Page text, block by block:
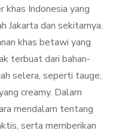
khas Indonesia yang
Jakarta dan sekitarnya.
khas betawi yang
terbuat dari bahan-
selera, seperti tauge,
creamy. Dalam
mendalam tentang
serta memberikan